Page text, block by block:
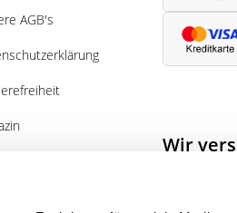
AGB's
Wir